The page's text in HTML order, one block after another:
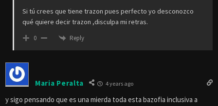
Si tú crees que tiene trazon pues perfecto yo desconozco
qué quiere decir trazon ,disculpa mi retras.
0 Reply
Maria Peralta 4 years ago
y sigo pensando que es una mierda toda esta bazofia inclusiva a